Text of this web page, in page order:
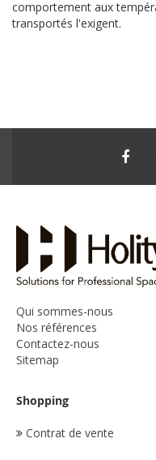
comportement aux
transportés l'exigent.
Qui sommes-nous
Nos références
Contactez-nous
Sitemap
Shopping
Contrat de vente